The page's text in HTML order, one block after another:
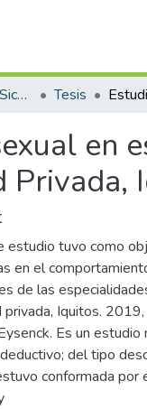
Escuela Profesional de Sicología Tesis
en
Privada,
estudio tuvo como
en el
de las
privada, Iquitos.
Es un
del tipo
conformada